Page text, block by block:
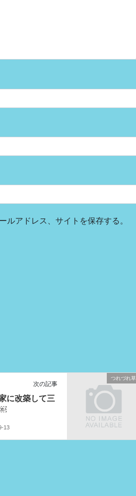
ルアドレス、サイトを保存する。
つれづれ草
次の記事
に改築して三
￼
13